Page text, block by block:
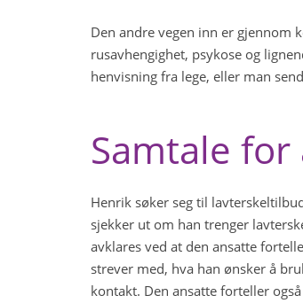
Den andre vegen inn er gjennom
rusavhengighet, psykose og
henvisning fra lege, eller man
Samtale
Henrik søker seg til
sjekker ut om han trenger
avklares ved at den ansatte
strever med, hva han ønsker å
kontakt. Den ansatte forteller